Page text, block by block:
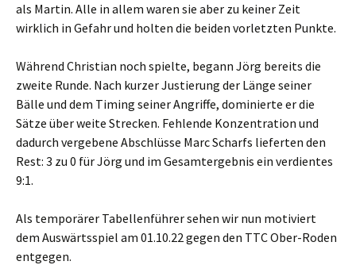
als Martin. Alle in allem waren sie aber zu keiner Zeit
wirklich in Gefahr und holten die beiden vorletzten Punkte.
Während Christian noch spielte, begann Jörg bereits die
zweite Runde. Nach kurzer Justierung der Länge seiner
Bälle und dem Timing seiner Angriffe, dominierte er die
Sätze über weite Strecken. Fehlende Konzentration und
dadurch vergebene Abschlüsse Marc Scharfs lieferten den
Rest: 3 zu 0 für Jörg und im Gesamtergebnis ein verdientes
9:1.
Als temporärer Tabellenführer sehen wir nun motiviert
dem Auswärtsspiel am 01.10.22 gegen den TTC Ober-Roden
entgegen.